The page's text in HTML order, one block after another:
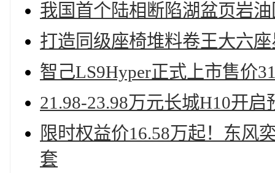
我国首个陆相断陷湖盆页岩
打造同级座椅堆料卷王大六
智己LS9Hyper正式上市售价
21.98-23.98万元长城H10开启
限时权益价16.58万起！东风
套